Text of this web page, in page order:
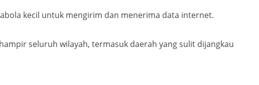
kecil untuk mengirim dan menerima data internet.
seluruh wilayah, termasuk daerah yang sulit dijangkau